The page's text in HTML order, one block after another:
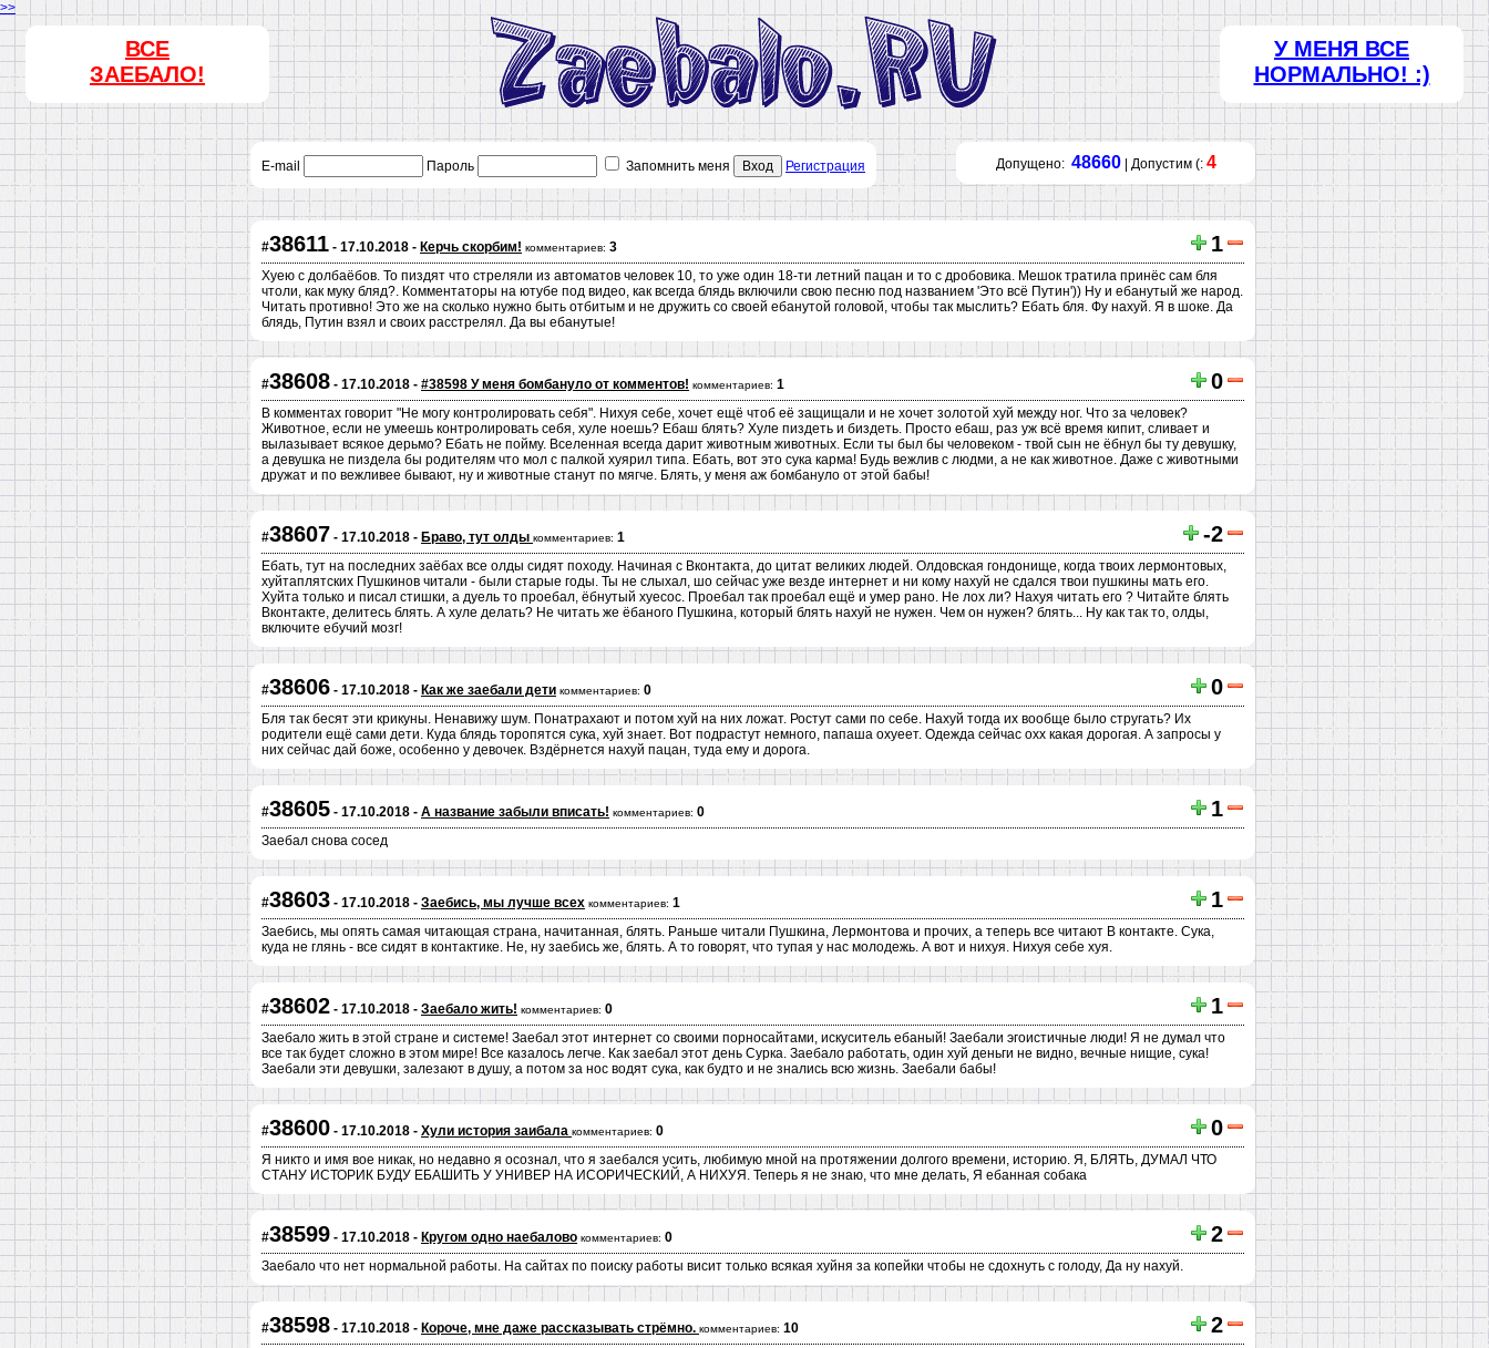
>>
ВСЕ
ЗАЕБАЛО!
У МЕНЯ ВСЕ
НОРМАЛЬНО! :)
E-mail Пароль Запомнить меня Вход Регистрация Допущено: 48660| Допустим (: 4
#38611 - 17.10.2018 - Керчь скорбим! комментариев: 3 1
Хуею с долбаёбов. То пиздят что стреляли из автоматов человек 10, то уже один 18-ти летний пацан и то с дробовика. Мешок тратила принёс сам бля
чтоли, как муку бляд?. Комментаторы на ютубе под видео, как всегда блядь включили свою песню под названием 'Это всё Путин')) Ну и ебанутый же народ.
Читать противно! Это же на сколько нужно быть отбитым и не дружить со своей ебанутой головой, чтобы так мыслить? Ебать бля. Фу нахуй. Я в шоке. Да
блядь, Путин взял и своих расстрелял. Да вы ебанутые!
#38608 - 17.10.2018 - #38598 У меня бомбануло от комментов! комментариев: 1 0
В комментах говорит "Не могу контролировать себя". Нихуя себе, хочет ещё чтоб её защищали и не хочет золотой хуй между ног. Что за человек?
Животное, если не умеешь контролировать себя, хуле ноешь? Ебаш блять? Хуле пиздеть и биздеть. Просто ебаш, раз уж всё время кипит, сливает и
вылазывает всякое дерьмо? Ебать не пойму. Вселенная всегда дарит животным животных. Если ты был бы человеком - твой сын не ёбнул бы ту девушку,
а девушка не пиздела бы родителям что мол с палкой хуярил типа. Ебать, вот это сука карма! Будь вежлив с людми, а не как животное. Даже с животными
дружат и по вежливее бывают, ну и животные станут по мягче. Блять, у меня аж бомбануло от этой бабы!
#38607 - 17.10.2018 - Браво, тут олды комментариев: 1 -2
Ебать, тут на последних заёбах все олды сидят походу. Начиная с Вконтакта, до цитат великих людей. Олдовская гондонище, когда твоих лермонтовых,
хуйтаплятских Пушкинов читали - были старые годы. Ты не слыхал, шо сейчас уже везде интернет и ни кому нахуй не сдался твои пушкины мать его.
Хуйта только и писал стишки, а дуель то проебал, ёбнутый хуесос. Проебал так проебал ещё и умер рано. Не лох ли? Нахуя читать его ? Читайте блять
Вконтакте, делитесь блять. А хуле делать? Не читать же ёбаного Пушкина, который блять нахуй не нужен. Чем он нужен? блять... Ну как так то, олды,
включите ебучий мозг!
#38606 - 17.10.2018 - Как же заебали дети комментариев: 0 0
Бля так бесят эти крикуны. Ненавижу шум. Понатрахают и потом хуй на них ложат. Ростут сами по себе. Нахуй тогда их вообще было стругать? Их
родители ещё сами дети. Куда блядь торопятся сука, хуй знает. Вот подрастут немного, папаша охуеет. Одежда сейчас охх какая дорогая. А запросы у
них сейчас дай боже, особенно у девочек. Вздёрнется нахуй пацан, туда ему и дорога.
#38605 - 17.10.2018 - А название забыли вписать! комментариев: 0 1
Заебал снова сосед
#38603 - 17.10.2018 - Заебись, мы лучше всех комментариев: 1 1
Заебись, мы опять самая читающая страна, начитанная, блять. Раньше читали Пушкина, Лермонтова и прочих, а теперь все читают В контакте. Сука,
куда не глянь - все сидят в контактике. Не, ну заебись же, блять. А то говорят, что тупая у нас молодежь. А вот и нихуя. Нихуя себе хуя.
#38602 - 17.10.2018 - Заебало жить! комментариев: 0 1
Заебало жить в этой стране и системе! Заебал этот интернет со своими порносайтами, искуситель ебаный! Заебали эгоистичные люди! Я не думал что
все так будет сложно в этом мире! Все казалось легче. Как заебал этот день Сурка. Заебало работать, один хуй деньги не видно, вечные нищие, сука!
Заебали эти девушки, залезают в душу, а потом за нос водят сука, как будто и не знались всю жизнь. Заебали бабы!
#38600 - 17.10.2018 - Хули история заибала комментариев: 0 0
Я никто и имя вое никак, но недавно я осознал, что я заебался усить, любимую мной на протяжении долгого времени, историю. Я, БЛЯТЬ, ДУМАЛ ЧТО
СТАНУ ИСТОРИК БУДУ ЕБАШИТЬ У УНИВЕР НА ИСОРИЧЕСКИЙ, А НИХУЯ. Теперь я не знаю, что мне делать, Я ебанная собака
#38599 - 17.10.2018 - Кругом одно наебалово комментариев: 0 2
Заебало что нет нормальной работы. На сайтах по поиску работы висит только всякая хуйня за копейки чтобы не сдохнуть с голоду, Да ну нахуй.
#38598 - 17.10.2018 - Короче, мне даже рассказывать стрёмно. комментариев: 10 2